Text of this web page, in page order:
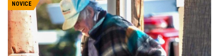
novo slovensko nogometno pravljico. Prav je, da jih
pri tem podpremo, zato se še pravočasno opremite z
vsem, kar potrebujejo pravi navijači.
NOVICE